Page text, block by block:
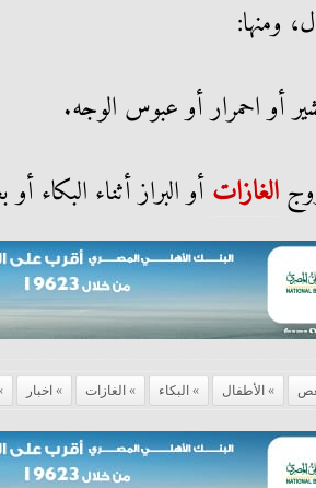
ومنها:
أو احمرار أو عبوس الوجه.
الغازاتأو البراز أثناء البكاء
الأطفال البكاء الغازات اخبار